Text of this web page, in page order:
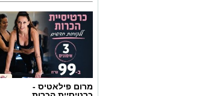
מרום פילאטיס -